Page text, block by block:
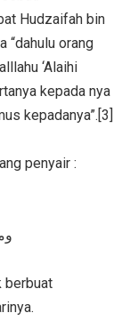
Hudzaifah bin
“dahulu orang
‘Alaihi
kepada nya
kepadanya”.[3]
penyair :
berbuat